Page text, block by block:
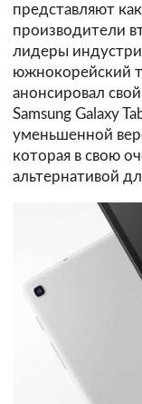
представляют
производители
лидеры
южнокорейский
анонсировал
Samsung Galaxy
уменьшенной
которая в свою
альтернативой